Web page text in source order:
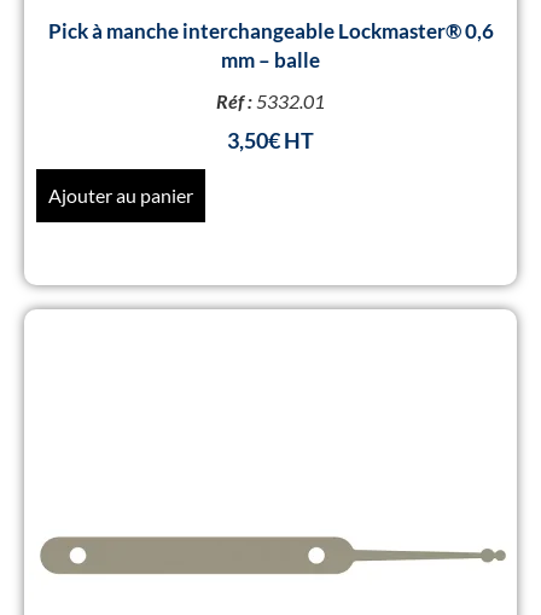
Pick à manche interchangeable Lockmaster® 0,6
mm – balle
Réf :5332.01
3,50€
Ajouter au panier